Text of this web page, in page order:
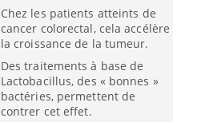
Chez les patients atteints de
cancer colorectal, cela accélère
la croissance de la tumeur.
Des traitements à base de
Lactobacillus, des « bonnes »
bactéries, permettent de
contrer cet effet.